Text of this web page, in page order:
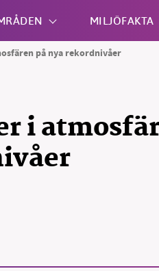
MILJÖFAKTA
på nya rekordnivåer
i